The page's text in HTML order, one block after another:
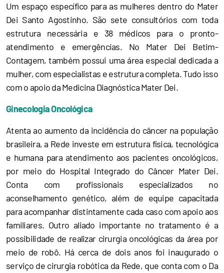
Um espaço específico para as mulheres dentro do Mater
Dei Santo Agostinho. São sete consultórios com toda
estrutura necessária e 38 médicos para o pronto-
atendimento e emergências. No Mater Dei Betim-
Contagem, também possui uma área especial dedicada a
mulher, com especialistas e estrutura completa. Tudo isso
com o apoio da Medicina Diagnóstica Mater Dei.
Ginecologia Oncológica
Atenta ao aumento da incidência do câncer na população
brasileira, a Rede investe em estrutura física, tecnológica
e humana para atendimento aos pacientes oncológicos,
por meio do Hospital Integrado do Câncer Mater Dei.
Conta com profissionais especializados no
aconselhamento genético, além de equipe capacitada
para acompanhar distintamente cada caso com apoio aos
familiares. Outro aliado importante no tratamento é a
possibilidade de realizar cirurgia oncológicas da área por
meio de robô. Há cerca de dois anos foi inaugurado o
serviço de cirurgia robótica da Rede, que conta com o Da